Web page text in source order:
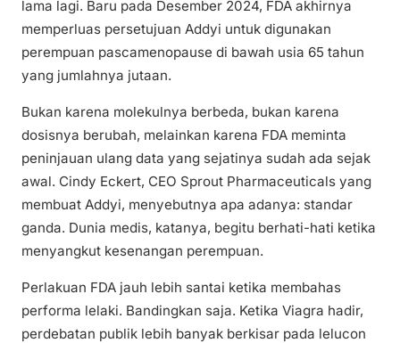
lama lagi. Baru pada Desember 2024, FDA akhirnya
memperluas persetujuan Addyi untuk digunakan
perempuan pascamenopause di bawah usia 65 tahun
yang jumlahnya jutaan.
Bukan karena molekulnya berbeda, bukan karena
dosisnya berubah, melainkan karena FDA meminta
peninjauan ulang data yang sejatinya sudah ada sejak
awal. Cindy Eckert, CEO Sprout Pharmaceuticals yang
membuat Addyi, menyebutnya apa adanya: standar
ganda. Dunia medis, katanya, begitu berhati-hati ketika
menyangkut kesenangan perempuan.
Perlakuan FDA jauh lebih santai ketika membahas
performa lelaki. Bandingkan saja. Ketika Viagra hadir,
perdebatan publik lebih banyak berkisar pada lelucon